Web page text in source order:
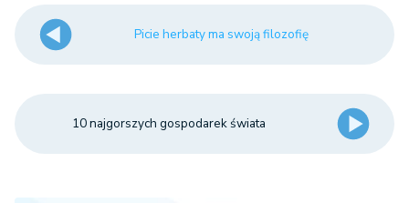
Picie herbaty ma swoją filozofię
10 najgorszych gospodarek świata